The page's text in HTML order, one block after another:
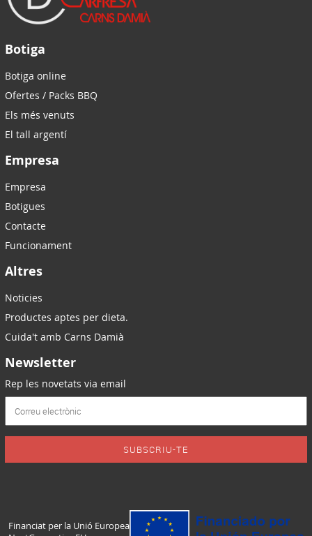
Botiga
Botiga online
Ofertes / Packs BBQ
Els més venuts
El tall argentí
Empresa
Empresa
Botigues
Contacte
Funcionament
Altres
Noticies
Productes aptes per dieta.
Cuida't amb Carns Damià
Newsletter
Rep les novetats via email
SUBSCRIU-TE
Financiat per la Unió Europea